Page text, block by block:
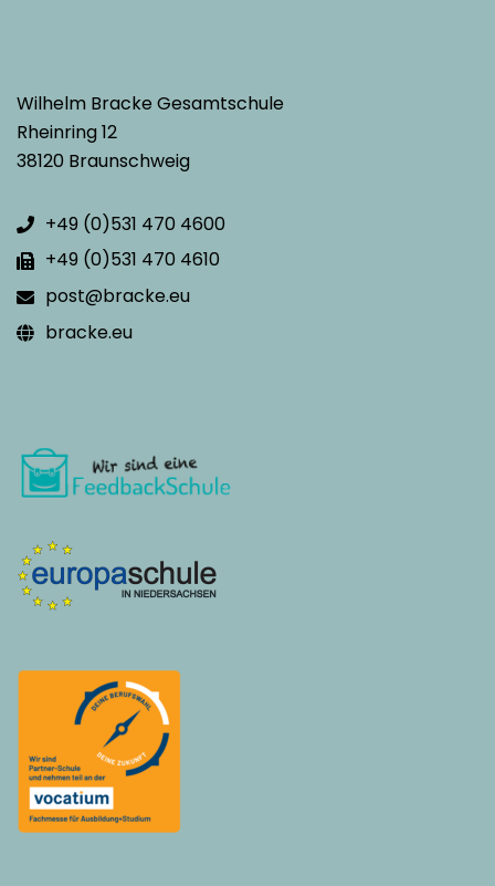
Wilhelm Bracke Gesamtschule
Rheinring 12
38120 Braunschweig
+49 (0)531 470 4600
+49 (0)531 470 4610
post@bracke.eu
bracke.eu